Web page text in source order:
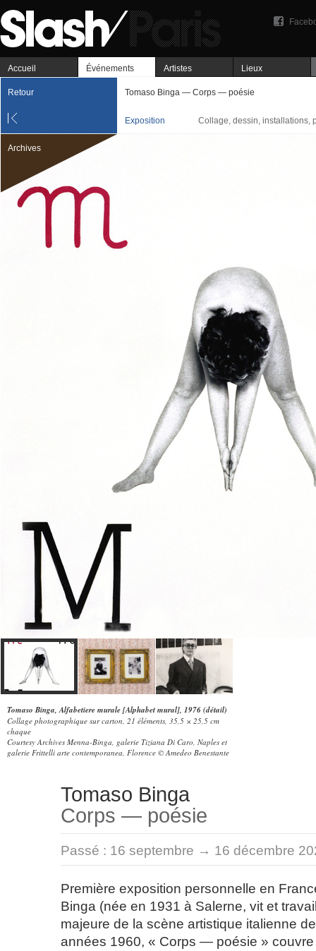
Accueil Événements Artistes Lieux
Retour Tomaso Binga — Corps — poésie
Exposition Collage, dessin, installations,
Archives
Tomaso Binga, Alfabetiere murale [Alphabet mural], 1976 (détail)
Collage photographique sur carton, 21 éléments, 35,5 × 25,5 cm
chaque
Courtesy Archives Menna-Binga, galerie Tiziana Di Caro, Naples et
galerie Frittelli arte contemporanea, Florence © Amedeo Benestante
Tomaso Binga
Corps — poésie
Passé : 16 septembre → 16 décembre
Première exposition personnelle en
Binga (née en 1931 à Salerne, vit et
majeure de la scène artistique italienne
années 1960, « Corps — poésie »